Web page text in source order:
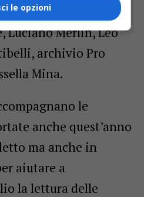
Sociale Aperto,
Luciano Merlin, Leo
archivio Pro
Mina.
le
anche quest’anno
ma anche in
aiutare a
la lettura delle
le opzioni